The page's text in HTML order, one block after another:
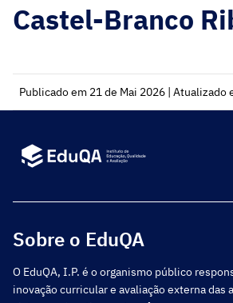
Castel-Branco
Publicado em 21 de Mai 2026 | Atualizado
Sobre o EduQA
O EduQA, I.P. é o organismo público
inovação curricular e avaliação externa das